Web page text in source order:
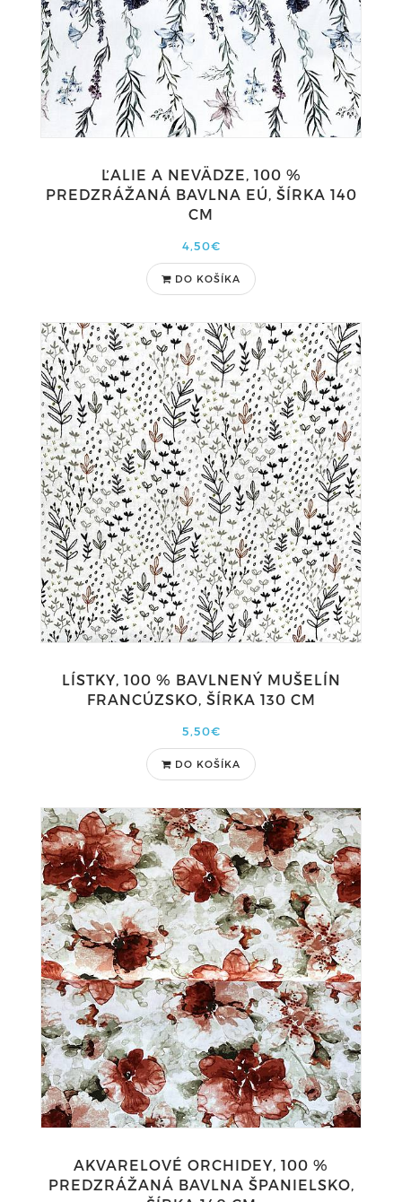
ĽALIE A NEVÄDZE, 100 %
PREDZRÁŽANÁ BAVLNA EÚ, ŠÍRKA 140
CM
4,50€
DO KOŠÍKA
LÍSTKY, 100 % BAVLNENÝ MUŠELÍN
FRANCÚZSKO, ŠÍRKA 130 CM
5,50€
DO KOŠÍKA
AKVARELOVÉ ORCHIDEY, 100 %
PREDZRÁŽANÁ BAVLNA ŠPANIELSKO,